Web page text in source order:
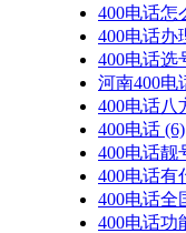
400电话怎
400电话办
400电话选
河南400电
400电话八
400电话 (6)
400电话靓
400电话有
400电话全
400电话功